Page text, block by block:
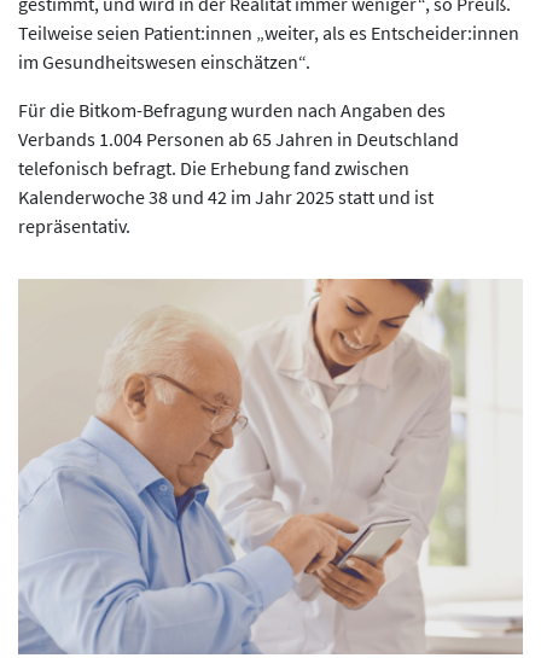
Teilweise seien Patient:innen „weiter, als es Entscheider:innen
im Gesundheitswesen einschätzen“.
Für die Bitkom-Befragung wurden nach Angaben des
Verbands 1.004 Personen ab 65 Jahren in Deutschland
telefonisch befragt. Die Erhebung fand zwischen
Kalenderwoche 38 und 42 im Jahr 2025 statt und ist
repräsentativ.